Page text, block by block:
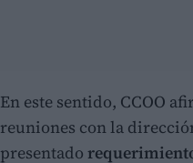
En este sentido, CCOO
reuniones con la
presentado